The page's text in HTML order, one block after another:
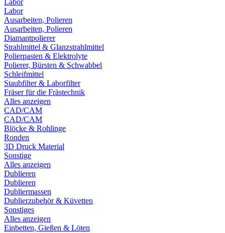
Labor
Labor
Ausarbeiten, Polieren
Ausarbeiten, Polieren
Diamantpolierer
Strahlmittel & Glanzstrahlmittel
Polierpasten & Elektrolyte
Polierer, Bürsten & Schwabbel
Schleifmittel
Staubfilter & Laborfilter
Fräser für die Frästechnik
Alles anzeigen
CAD/CAM
CAD/CAM
Blöcke & Rohlinge
Ronden
3D Druck Material
Sonstige
Alles anzeigen
Dublieren
Dublieren
Dubliermassen
Dublierzubehör & Küvetten
Sonstiges
Alles anzeigen
Einbetten, Gießen & Löten